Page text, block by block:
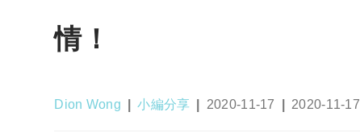
情！
Post
Dion Wong
Post
小編分享
Post
2020-11-17
Post
2020-11-17